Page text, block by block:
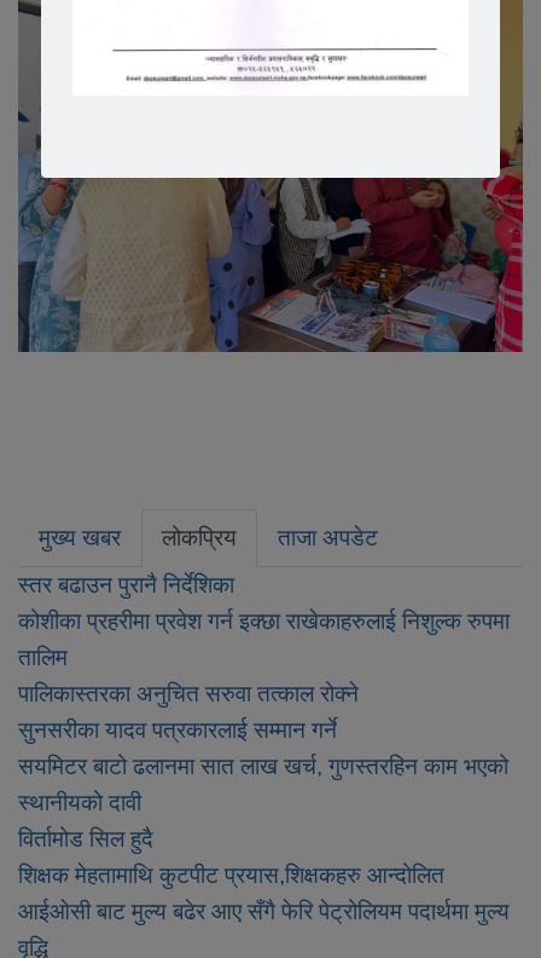
मुख्य खबर लोकप्रिय
ताजा अपडेट
स्तर बढाउन पुरानै निर्देशिका
कोशीका प्रहरीमा प्रवेश गर्न इक्छा राखेकाहरुलाई निशुल्क रुपमा
तालिम
पालिकास्तरका अनुचित सरुवा तत्काल रोक्ने
सुनसरीका यादव पत्रकारलाई सम्मान गर्ने
सयमिटर बाटो ढलानमा सात लाख खर्च, गुणस्तरहिन काम भएको
स्थानीयको दावी
विर्तामोड सिल हुदै
शिक्षक मेहतामाथि कुटपीट प्रयास,शिक्षकहरु आन्दोलित
आईओसी बाट मुल्य बढेर आए सँगै फेरि पेट्रोलियम पदार्थमा मुल्य
वृद्धि